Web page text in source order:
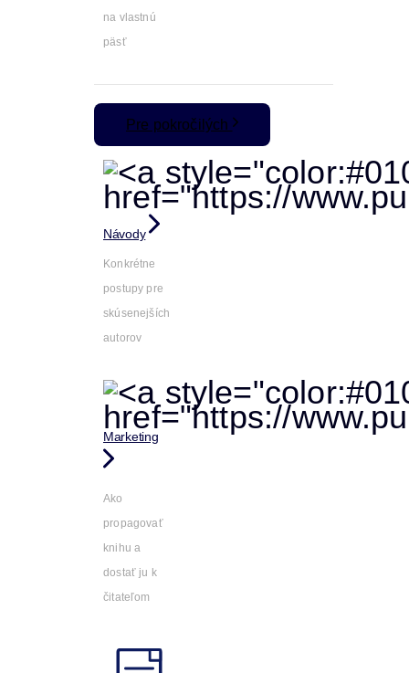
na vlastnú
päsť
Pre pokročilých
Návody
Konkrétne
postupy pre
skúsenejších
autorov
Marketing
Ako
propagovať
knihu a
dostať ju k
čitateľom